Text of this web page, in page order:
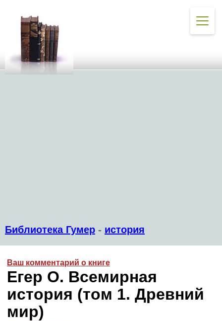
Библиотека Гумер - история
Ваш комментарий о книге
Егер О. Всемирная
история (том 1. Древний
мир)